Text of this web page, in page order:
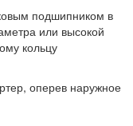
подшипником в
или высокой
кольцу
оперев наружное